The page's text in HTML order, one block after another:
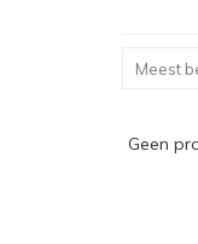
Meest
Geen